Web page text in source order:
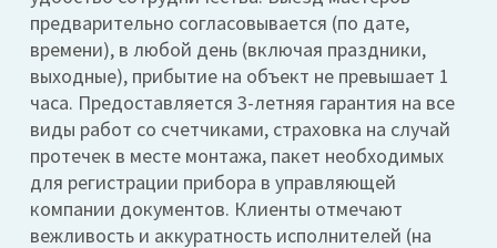
предварительно согласовывается (по дате,
времени), в любой день (включая праздники,
выходные), прибытие на объект не превышает 1
часа. Предоставляется 3-летняя гарантия на все
виды работ со счетчиками, страховка на случай
протечек в месте монтажа, пакет необходимых
для регистрации прибора в управляющей
компании документов. Клиенты отмечают
вежливость и аккуратность исполнителей (на